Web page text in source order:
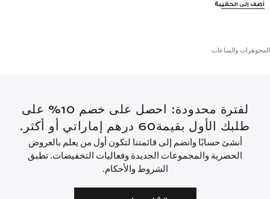
أضف إلى الحقيبة
المجوهرات والساعات
لفترة محدودة: احصل على خصم 10% على
طلبك الأول بقيمة60 درهم إماراتي أو أكثر.
أنشئ حسابًا وانضم إلى قائمتنا لتكون أول من يعلم بالعروض
الحصرية والمجموعات الجديدة وفعاليات التخفيضات. تطبق
الشروط والأحكام.